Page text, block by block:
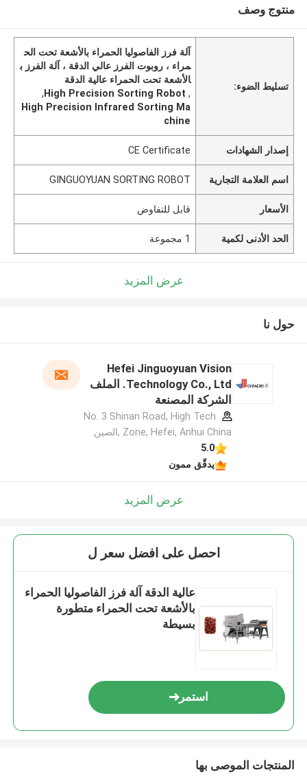
منتوج وصف
تسليط الضوء:
آلة فرز الفاصوليا الحمراء بالأشعة تحت الح
مراء ، روبوت الفرز عالي الدقة ، آلة الفرز ب
الأشعة تحت الحمراء عالية الدقة
,
High Precision Sorting Robot
,
High Precision Infrared Sorting Ma
chine
إصدار الشهادات CE Certificate
اسم العلامة التجارية GINGUOYUAN SORTING ROBOT
الأسعار قابل للتفاوض
الحد الأدنى لكمية 1 مجموعة
عرض المزيد
حول نا
Hefei Jinguoyuan Vision
Technology Co., Ltd. الملف
الشركة المصنعة
No. 3 Shinan Road, High Tech
Zone, Hefei, Anhui China ,الصين
5.0
يدقّق ممون
عرض المزيد
احصل على افضل سعر ل
عالية الدقة آلة فرز الفاصوليا الحمراء
بالأشعة تحت الحمراء متطورة
بسيطة
استمر
المنتجات الموصى بها